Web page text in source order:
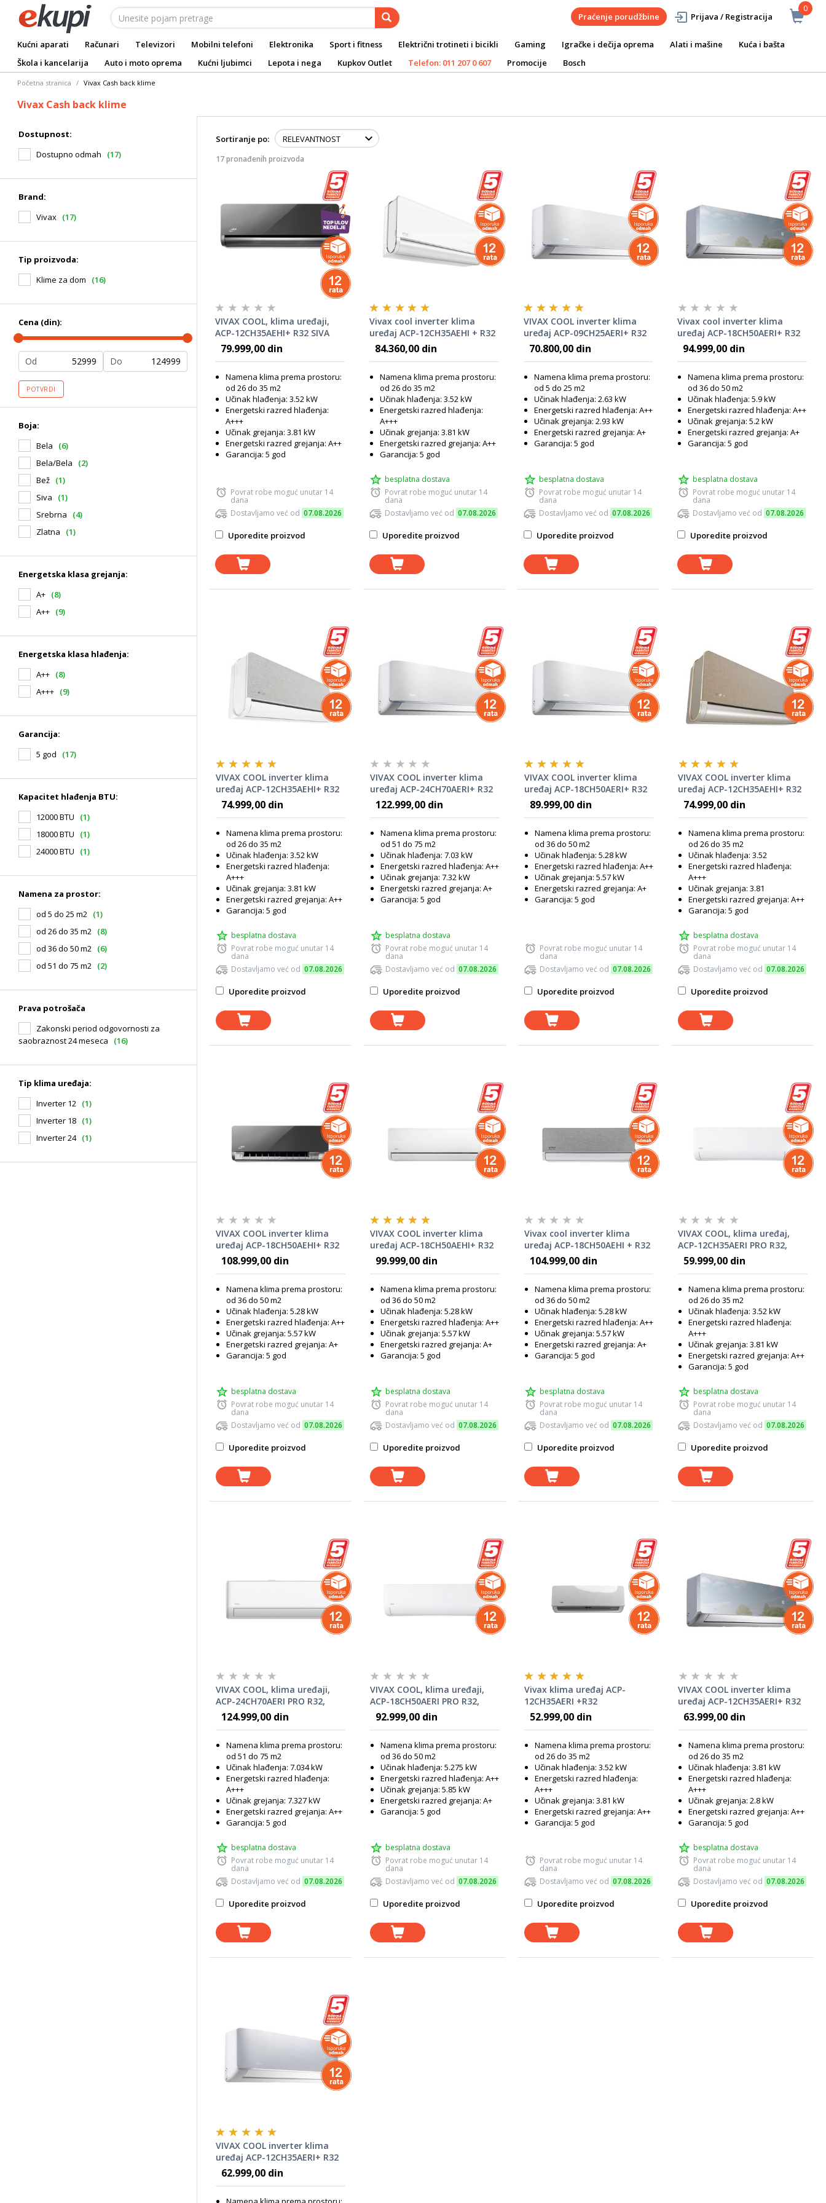
0
Praćenje porudžbine Prijava / Registracija
Kućni aparati Računari Televizori Mobilni telefoni Elektronika Sport i fitness Električni trotineti i bicikli Gaming Igračke i dečija oprema Alati i mašine
Kuća i bašta
Škola i kancelarija
Auto i moto oprema Kućni ljubimci Lepota i nega Kupkov Outlet Telefon: 011 207 0 607 Promocije Bosch
Početna stranica Vivax Cash back klime
Vivax Cash back klime
Dostupnost:
Dostupno odmah
(17)
Brand:
Vivax (17)
Tip proizvoda:
Klime za dom
(16)
Cena (din):
Od Do
POTVRDI
Boja:
Bela
(6)
Bela/Bela
(2)
Bež (1)
Siva
(1)
Srebrna
(4)
Zlatna
(1)
Energetska klasa grejanja:
A+ (8)
A++ (9)
Energetska klasa hlađenja:
A++ (8)
A+++ (9)
Garancija:
5 god
(17)
Kapacitet hlađenja BTU:
12000 BTU
(1)
18000 BTU
(1)
24000 BTU
(1)
Namena za prostor:
od 5 do 25 m2 (1)
od 26 do 35 m2 (8)
od 36 do 50 m2 (6)
od 51 do 75 m2 (2)
Prava potrošača
Zakonski period odgovornosti za
saobraznost 24 meseca
(16)
Tip klima uređaja:
Inverter 12 (1)
Inverter 18 (1)
Inverter 24 (1)
Sortiranje po:
17 pronađenih proizvoda
VIVAX COOL, klima uređaji,
ACP-12CH35AEHI+ R32 SIVA
OGLEDALO
79.999,00 din
Namena klima prema prostoru:
od 26 do 35 m2
Učinak hlađenja: 3.52 kW
Energetski razred hlađenja:
A+++
Učinak grejanja: 3.81 kW
Energetski razred grejanja: A++
Garancija: 5 god
Povrat robe moguć unutar 14
dana
Dostavljamo već od 07.08.2026
Uporedite proizvod
Vivax cool inverter klima
uređaj ACP-12CH35AEHI + R32
84.360,00 din
Namena klima prema prostoru:
od 26 do 35 m2
Učinak hlađenja: 3.52 kW
Energetski razred hlađenja:
A+++
Učinak grejanja: 3.81 kW
Energetski razred grejanja: A++
Garancija: 5 god
besplatna dostava
Povrat robe moguć unutar 14
dana
Dostavljamo već od 07.08.2026
Uporedite proizvod
VIVAX COOL inverter klima
uređaj ACP-09CH25AERI+ R32
70.800,00 din
Namena klima prema prostoru:
od 5 do 25 m2
Učinak hlađenja: 2.63 kW
Energetski razred hlađenja: A++
Učinak grejanja: 2.93 kW
Energetski razred grejanja: A+
Garancija: 5 god
besplatna dostava
Povrat robe moguć unutar 14
dana
Dostavljamo već od 07.08.2026
Uporedite proizvod
Vivax cool inverter klima
uređaj ACP-18CH50AERI+ R32
SM
94.999,00 din
Namena klima prema prostoru:
od 36 do 50 m2
Učinak hlađenja: 5.9 kW
Energetski razred hlađenja: A++
Učinak grejanja: 5.2 kW
Energetski razred grejanja: A+
Garancija: 5 god
besplatna dostava
Povrat robe moguć unutar 14
dana
Dostavljamo već od 07.08.2026
Uporedite proizvod
VIVAX COOL inverter klima
uređaj ACP-12CH35AEHI+ R32
SREBRNA 12000 BTU
74.999,00 din
Namena klima prema prostoru:
od 26 do 35 m2
Učinak hlađenja: 3.52 kW
Energetski razred hlađenja:
A+++
Učinak grejanja: 3.81 kW
Energetski razred grejanja: A++
Garancija: 5 god
besplatna dostava
Povrat robe moguć unutar 14
dana
Dostavljamo već od 07.08.2026
Uporedite proizvod
VIVAX COOL inverter klima
uređaj ACP-24CH70AERI+ R32
122.999,00 din
Namena klima prema prostoru:
od 51 do 75 m2
Učinak hlađenja: 7.03 kW
Energetski razred hlađenja: A++
Učinak grejanja: 7.32 kW
Energetski razred grejanja: A+
Garancija: 5 god
besplatna dostava
Povrat robe moguć unutar 14
dana
Dostavljamo već od 07.08.2026
Uporedite proizvod
VIVAX COOL inverter klima
uređaj ACP-18CH50AERI+ R32
89.999,00 din
Namena klima prema prostoru:
od 36 do 50 m2
Učinak hlađenja: 5.28 kW
Energetski razred hlađenja: A++
Učinak grejanja: 5.57 kW
Energetski razred grejanja: A+
Garancija: 5 god
Povrat robe moguć unutar 14
dana
Dostavljamo već od 07.08.2026
Uporedite proizvod
VIVAX COOL inverter klima
uređaj ACP-12CH35AEHI+ R32
ZLATNA
74.999,00 din
Namena klima prema prostoru:
od 26 do 35 m2
Učinak hlađenja: 3.52
Energetski razred hlađenja:
A+++
Učinak grejanja: 3.81
Energetski razred grejanja: A++
Garancija: 5 god
besplatna dostava
Povrat robe moguć unutar 14
dana
Dostavljamo već od 07.08.2026
Uporedite proizvod
VIVAX COOL inverter klima
uređaj ACP-18CH50AEHI+ R32
SIVA OGLEDALO
108.999,00 din
Namena klima prema prostoru:
od 36 do 50 m2
Učinak hlađenja: 5.28 kW
Energetski razred hlađenja: A++
Učinak grejanja: 5.57 kW
Energetski razred grejanja: A+
Garancija: 5 god
besplatna dostava
Povrat robe moguć unutar 14
dana
Dostavljamo već od 07.08.2026
Uporedite proizvod
VIVAX COOL inverter klima
uređaj ACP-18CH50AEHI+ R32
99.999,00 din
Namena klima prema prostoru:
od 36 do 50 m2
Učinak hlađenja: 5.28 kW
Energetski razred hlađenja: A++
Učinak grejanja: 5.57 kW
Energetski razred grejanja: A+
Garancija: 5 god
besplatna dostava
Povrat robe moguć unutar 14
dana
Dostavljamo već od 07.08.2026
Uporedite proizvod
Vivax cool inverter klima
uređaj ACP-18CH50AEHI + R32
104.999,00 din
Namena klima prema prostoru:
od 36 do 50 m2
Učinak hlađenja: 5.28 kW
Energetski razred hlađenja: A++
Učinak grejanja: 5.57 kW
Energetski razred grejanja: A+
Garancija: 5 god
besplatna dostava
Povrat robe moguć unutar 14
dana
Dostavljamo već od 07.08.2026
Uporedite proizvod
VIVAX COOL, klima uređaj,
ACP-12CH35AERI PRO R32,
VIVAX R PRO dizajn
59.999,00 din
Namena klima prema prostoru:
od 26 do 35 m2
Učinak hlađenja: 3.52 kW
Energetski razred hlađenja:
A+++
Učinak grejanja: 3.81 kW
Energetski razred grejanja: A++
Garancija: 5 god
besplatna dostava
Povrat robe moguć unutar 14
dana
Dostavljamo već od 07.08.2026
Uporedite proizvod
VIVAX COOL, klima uređaji,
ACP-24CH70AERI PRO R32,
VIVAX R PRO dizajn
124.999,00 din
Namena klima prema prostoru:
od 51 do 75 m2
Učinak hlađenja: 7.034 kW
Energetski razred hlađenja:
A+++
Učinak grejanja: 7.327 kW
Energetski razred grejanja: A++
Garancija: 5 god
besplatna dostava
Povrat robe moguć unutar 14
dana
Dostavljamo već od 07.08.2026
Uporedite proizvod
VIVAX COOL, klima uređaji,
ACP-18CH50AERI PRO R32,
VIVAX R PRO dizajn
92.999,00 din
Namena klima prema prostoru:
od 36 do 50 m2
Učinak hlađenja: 5.275 kW
Energetski razred hlađenja: A++
Učinak grejanja: 5.85 kW
Energetski razred grejanja: A+
Garancija: 5 god
besplatna dostava
Povrat robe moguć unutar 14
dana
Dostavljamo već od 07.08.2026
Uporedite proizvod
Vivax klima uređaj ACP-
12CH35AERI +R32
52.999,00 din
Namena klima prema prostoru:
od 26 do 35 m2
Učinak hlađenja: 3.52 kW
Energetski razred hlađenja:
A+++
Učinak grejanja: 3.81 kW
Energetski razred grejanja: A++
Garancija: 5 god
Povrat robe moguć unutar 14
dana
Dostavljamo već od 07.08.2026
Uporedite proizvod
VIVAX COOL inverter klima
uređaj ACP-12CH35AERI+ R32
Ogledalo Siva 12000 BTU
63.999,00 din
Namena klima prema prostoru:
od 26 do 35 m2
Učinak hlađenja: 3.81 kW
Energetski razred hlađenja:
A+++
Učinak grejanja: 2.8 kW
Energetski razred grejanja: A++
Garancija: 5 god
besplatna dostava
Povrat robe moguć unutar 14
dana
Dostavljamo već od 07.08.2026
Uporedite proizvod
VIVAX COOL inverter klima
uređaj ACP-12CH35AERI+ R32
SILVER 12000 BTU
62.999,00 din